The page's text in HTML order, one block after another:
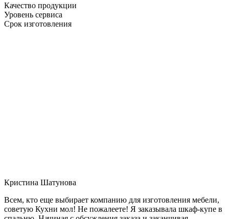
Качество продукции
Уровень сервиса
Срок изготовления
Кристина Шатунова
Всем, кто еще выбирает компанию для изготовления мебели,
советую Кухни мол! Не пожалеете! Я заказывала шкаф-купе в